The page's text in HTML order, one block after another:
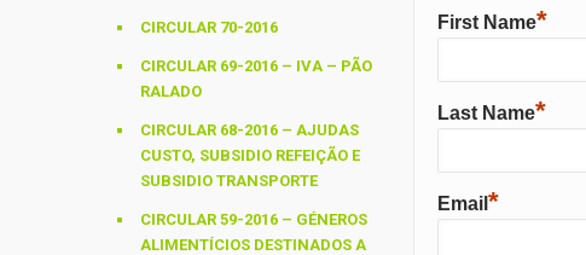
First Name*
Last Name*
Email *
CIRCULAR 70-2016
CIRCULAR 69-2016 – IVA – PÃO
RALADO
CIRCULAR 68-2016 – AJUDAS
CUSTO, SUBSIDIO REFEIÇÃO E
SUBSIDIO TRANSPORTE
CIRCULAR 59-2016 – GÉNEROS
ALIMENTÍCIOS DESTINADOS A